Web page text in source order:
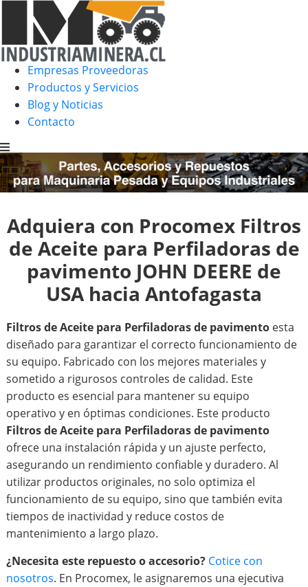
Empresas Proveedoras
Productos y Servicios
Blog y Noticias
Contacto
Adquiera con Procomex Filtros
de Aceite para Perfiladoras de
pavimento JOHN DEERE de
USA hacia Antofagasta
Filtros de Aceite para Perfiladoras de pavimento esta
diseñado para garantizar el correcto funcionamiento de
su equipo. Fabricado con los mejores materiales y
sometido a rigurosos controles de calidad. Este
producto es esencial para mantener su equipo
operativo y en óptimas condiciones. Este producto
Filtros de Aceite para Perfiladoras de pavimento
ofrece una instalación rápida y un ajuste perfecto,
asegurando un rendimiento confiable y duradero. Al
utilizar productos originales, no solo optimiza el
funcionamiento de su equipo, sino que también evita
tiempos de inactividad y reduce costos de
mantenimiento a largo plazo.
¿Necesita este repuesto o accesorio? Cotice con
nosotros. En Procomex, le asignaremos una ejecutiva